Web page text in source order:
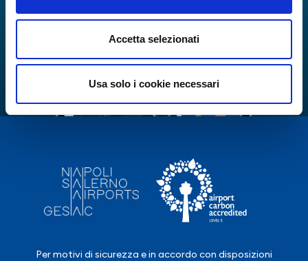
Accetta selezionati
Usa solo i cookie necessari
Per motivi di sicurezza e in accordo con disposizioni